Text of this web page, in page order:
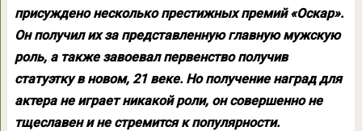
присуждено несколько престижных премий «Оскар».
Он получил их за представленную главную мужскую
роль, а также завоевал первенство получив
статуэтку в новом, 21 веке. Но получение наград для
актера не играет никакой роли, он совершенно не
тщеславен и не стремится к популярности.